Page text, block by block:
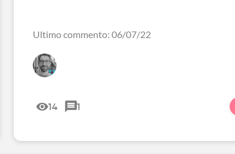
Ultimo commento: 06/07/22
14 1